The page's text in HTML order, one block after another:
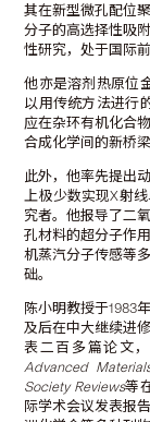
其在新型微孔配位
分子的高选择性吸
性研究，处于国际前
他亦是溶剂热原位
以用传统方法进行
应在杂环有机化合
合成化学间的新桥梁
此外，他率先提出
上极少数实现X射
究者。他报导了二
孔材料的超分子作
机蒸汽分子传感等
础。
陈小明教授于1983
及后在中大继续进
表二百多篇论文
Advanced
Society Reviews等
际学术会议发表报